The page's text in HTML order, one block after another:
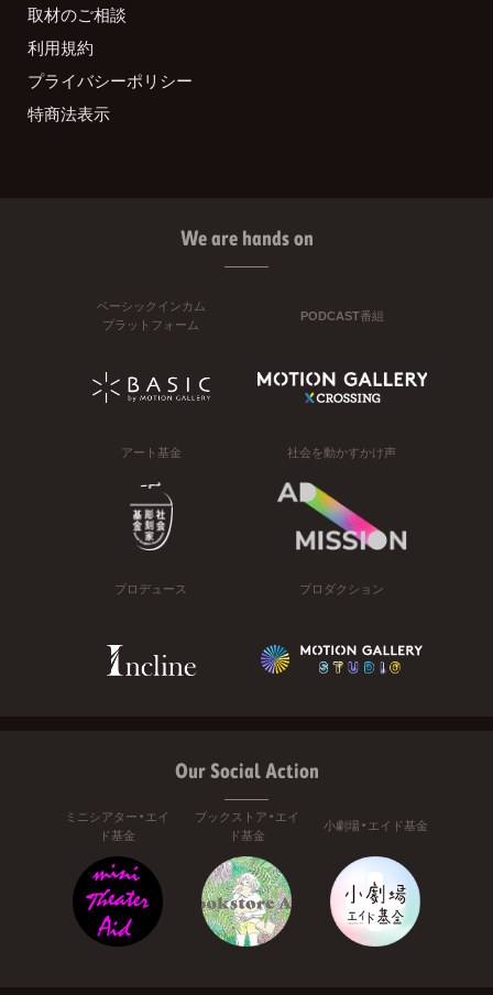
取材のご相談
利用規約
プライバシーポリシー
特商法表示
We are hands on
ベーシックインカム
プラットフォーム
PODCAST番組
アート基金 社会を動かすかけ声
プロデュース プロダクション
Our Social Action
ミニシアター・エイ
ド基金
ブックストア・エイ
ド基金
小劇場・エイド基金